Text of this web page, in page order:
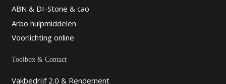
ABN & DI-Stone & cao
Arbo hulpmiddelen
Voorlichting online
Toolbox & Contact
Vakbedrijf 2.0 & Rendement